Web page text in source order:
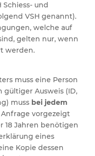
und
VSH genannt).
welche auf
gelten nur, wenn
werden.
muss eine Person
gültiger Ausweis (ID,
muss bei jedem
vorgezeigt
18 Jahren benötigen
eines
Kopie dessen